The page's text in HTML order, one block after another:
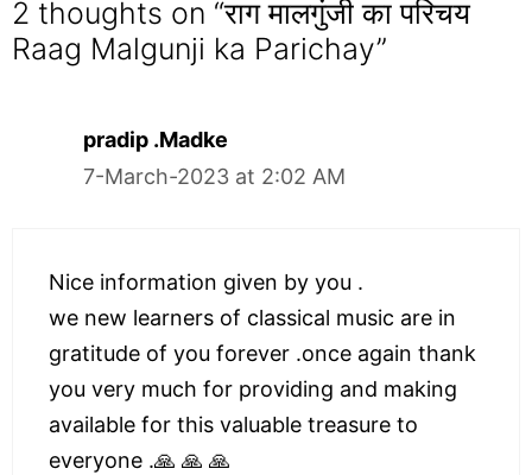
2 thoughts on “राग मालगुंजी का परिचय
Raag Malgunji ka Parichay”
pradip .Madke
7-March-2023 at 2:02 AM
Nice information given by you .
we new learners of classical music are in
gratitude of you forever .once again thank
you very much for providing and making
available for this valuable treasure to
everyone .🙏 🙏 🙏